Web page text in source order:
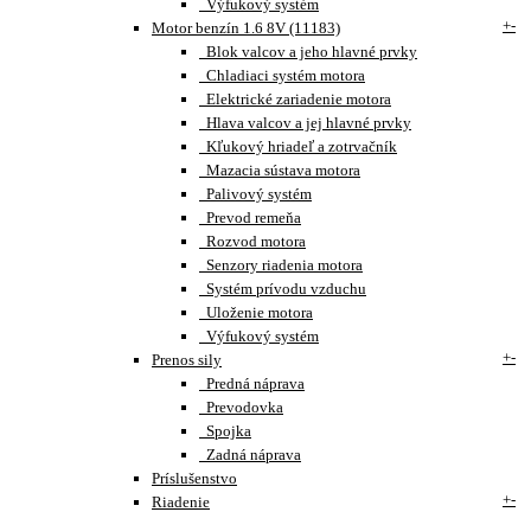
Výfukový systém
Motor benzín 1.6 8V (11183)
+-
Blok valcov a jeho hlavné prvky
Chladiaci systém motora
Elektrické zariadenie motora
Hlava valcov a jej hlavné prvky
Kľukový hriadeľ a zotrvačník
Mazacia sústava motora
Palivový systém
Prevod remeňa
Rozvod motora
Senzory riadenia motora
Systém prívodu vzduchu
Uloženie motora
Výfukový systém
Prenos sily
+-
Predná náprava
Prevodovka
Spojka
Zadná náprava
Príslušenstvo
Riadenie
+-